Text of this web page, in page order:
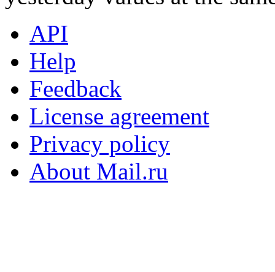
API
Help
Feedback
License agreement
Privacy policy
About Mail.ru